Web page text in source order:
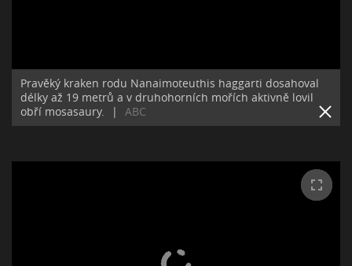
Pravěký kraken rodu Nanaimoteuthis haggarti dosahoval
délky až 19 metrů a v druhohorních mořích aktivně lovil
obří mosasaury.
| ABC